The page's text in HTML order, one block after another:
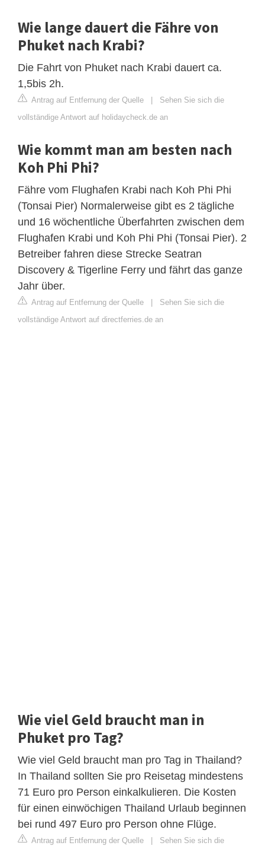
Wie lange dauert die Fähre von
Phuket nach Krabi?
Die Fahrt von Phuket nach Krabi dauert ca.
1,5bis 2h.
Antrag auf Entfernung der Quelle | Sehen Sie sich die
vollständige Antwort auf holidaycheck.de an
Wie kommt man am besten nach
Koh Phi Phi?
Fähre vom Flughafen Krabi nach Koh Phi Phi
(Tonsai Pier) Normalerweise gibt es 2 tägliche
und 16 wöchentliche Überfahrten zwischen dem
Flughafen Krabi und Koh Phi Phi (Tonsai Pier). 2
Betreiber fahren diese Strecke Seatran
Discovery & Tigerline Ferry und fährt das ganze
Jahr über.
Antrag auf Entfernung der Quelle | Sehen Sie sich die
vollständige Antwort auf directferries.de an
Wie viel Geld braucht man in
Phuket pro Tag?
Wie viel Geld braucht man pro Tag in Thailand?
In Thailand sollten Sie pro Reisetag mindestens
71 Euro pro Person einkalkulieren. Die Kosten
für einen einwöchigen Thailand Urlaub beginnen
bei rund 497 Euro pro Person ohne Flüge.
Antrag auf Entfernung der Quelle | Sehen Sie sich die